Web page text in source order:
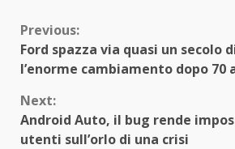
Continue
Reading
Previous:
Ford spazza via quasi un secolo
l’enorme cambiamento dopo 70
Next:
Android Auto, il bug rende
utenti sull’orlo di una crisi